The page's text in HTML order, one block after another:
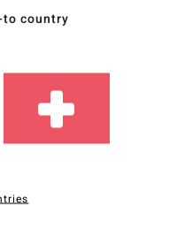
Material: 5/5 Farbe: 5
to country